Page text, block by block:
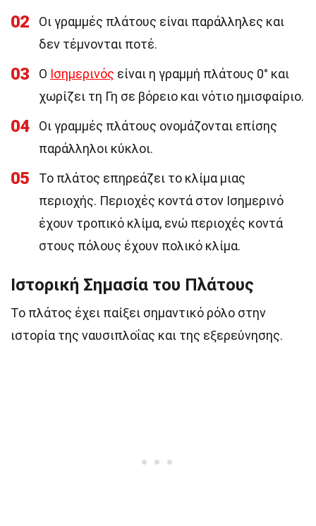
02
Οι γραμμές πλάτους είναι παράλληλες και
δεν τέμνονται ποτέ.
03 Ο Ισημερινός είναι η γραμμή πλάτους 0° και
χωρίζει τη Γη σε βόρειο και νότιο ημισφαίριο.
04
Οι γραμμές πλάτους ονομάζονται επίσης
παράλληλοι κύκλοι.
05
Το πλάτος επηρεάζει το κλίμα μιας
περιοχής. Περιοχές κοντά στον Ισημερινό
έχουν τροπικό κλίμα, ενώ περιοχές κοντά
στους πόλους έχουν πολικό κλίμα.
Ιστορική Σημασία του Πλάτους
Το πλάτος έχει παίξει σημαντικό ρόλο στην
ιστορία της ναυσιπλοΐας και της εξερεύνησης.